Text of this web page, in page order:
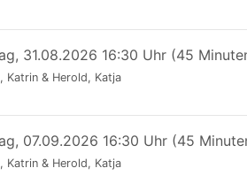
31.08.2026 16:30 Uhr (45
Katrin & Herold, Katja
07.09.2026 16:30 Uhr (45
Katrin & Herold, Katja